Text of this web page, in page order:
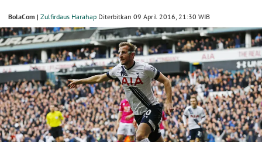
BolaCom | Zulfirdaus Harahap Diterbitkan 09 April 2016, 21:30 WIB